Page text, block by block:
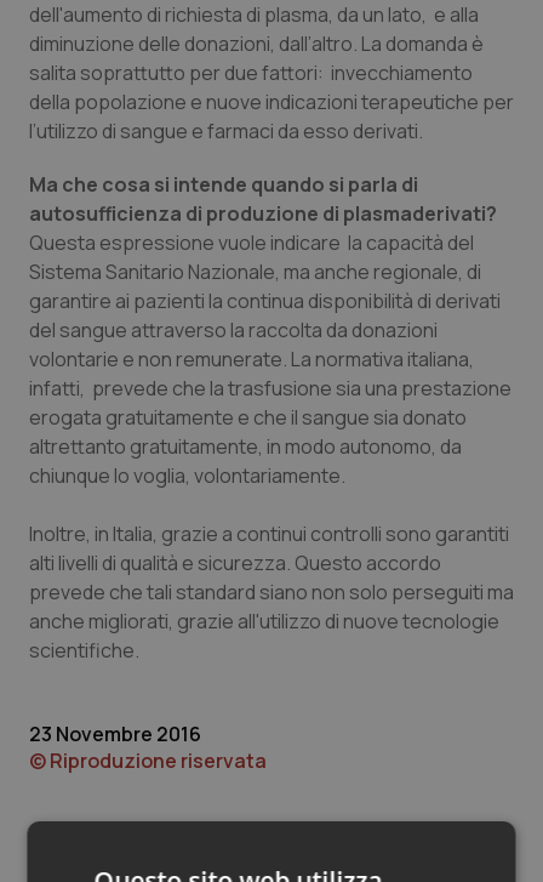
Puglia
Sardegna
Toscana
Umbria
Valle D’Aosta
Veneto
Malattie rare
Malattia di Crohn & Rettocolite Ulcerosa
Neuroscienze & patologie neurodegenerative
Obesità
Oftalmologia
Oncodermatologia
Oncoematologia
Oncologia & Nutrizione
Psoriasi & pelle
Quotidiano Cardiologia
Quotidiano Chirurgia
Quotidiano Oncologia
dell'aumento di richiesta di plasma, da un lato, e alla
diminuzione delle donazioni, dall’altro. La domanda è
salita soprattutto per due fattori: invecchiamento
della popolazione e nuove indicazioni terapeutiche per
l’utilizzo di sangue e farmaci da esso derivati.
Ma che cosa si intende quando si parla di
autosufficienza di produzione di plasmaderivati?
Questa espressione vuole indicare la capacità del
Sistema Sanitario Nazionale, ma anche regionale, di
garantire ai pazienti la continua disponibilità di derivati
del sangue attraverso la raccolta da donazioni
volontarie e non remunerate. La normativa italiana,
infatti, prevede che la trasfusione sia una prestazione
erogata gratuitamente e che il sangue sia donato
altrettanto gratuitamente, in modo autonomo, da
chiunque lo voglia, volontariamente.
Inoltre, in Italia, grazie a continui controlli sono garantiti
alti livelli di qualità e sicurezza. Questo accordo
prevede che tali standard siano non solo perseguiti ma
anche migliorati, grazie all'utilizzo di nuove tecnologie
scientifiche.
23 Novembre 2016
© Riproduzione riservata